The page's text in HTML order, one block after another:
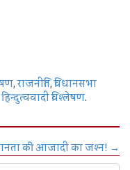
,राजनीति,विधानसभा
विश्लेषण.
की आजादी का जश्‍न! →